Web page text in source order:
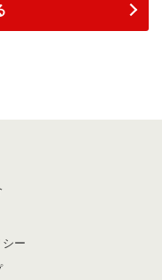
ー